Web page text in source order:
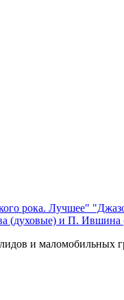
рока. Лучшее"
(духовые) и П. Ившина
и маломобильных